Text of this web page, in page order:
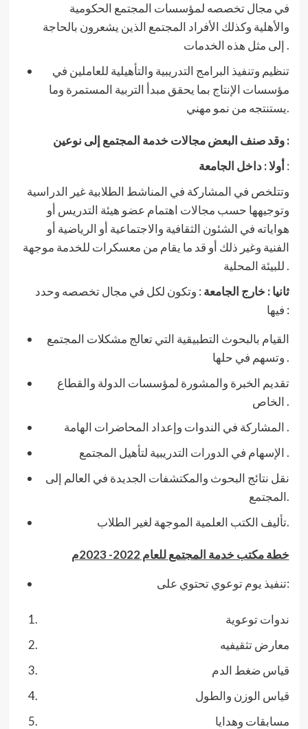
في مجال تخصصه لمؤسسات المجتمع الحكومية
والأهلية وكذلك الأفراد المجتمع الذين يشعرون بالحاجة
إلى مثل هذه الخدمات .
تنظيم وتنفيذ البرامج التدريبية والتأهيلية للعاملين في
مؤسسات الإنتاج بما يحقق مبدأ التربية المستمرة وما
يستنتجه من نمو مهني.
وقد صنف البعض مجالات خدمة المجتمع إلى نوعين :
أولا : داخل الجامعة:
وتوجيهها حسب مجالات اهتمام عضو هيئة التدريس أو
هواياته في الشئون الثقافية والاجتماعية أو الرياضية أو
الفنية وغير ذلك أو قد ما يقام من معسكرات للخدمة موجهة
للبيئة المحلية .
ثانيا : خارج الجامعة : وتكون لكل في مجال تخصصه وحدد
فيها :
القيام بالبحوث التطبيقية التي تعالج مشكلات المجتمع
وتسهم في حلها .
تقديم الخبرة والمشورة لمؤسسات الدولة والقطاع
الخاص .
المشاركة في الندوات وإعداد المحاضرات الهامة .
الإسهام في الدورات التدريبية لتأهيل المجتمع .
نقل نتائج البحوث والمكتشفات الجديدة في العالم إلى
المجتمع.
تأليف الكتب العلمية الموجهة لغير الطلاب.
خطة مكتب خدمة المجتمع للعام 2022- 2023م
تنفيذ يوم توعوي تحتوي على:
ندوات توعوية
معارض تثقيفيه
قياس ضغط الدم
قياس الوزن والطول
مسابقات وهدايا